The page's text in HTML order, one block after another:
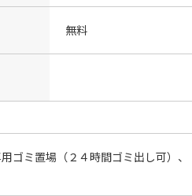
無料
ゴミ置場（２４時間ゴミ出し可）、